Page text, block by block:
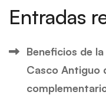
Entradas
Beneficios de
Casco Antiguo